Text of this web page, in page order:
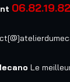
Le